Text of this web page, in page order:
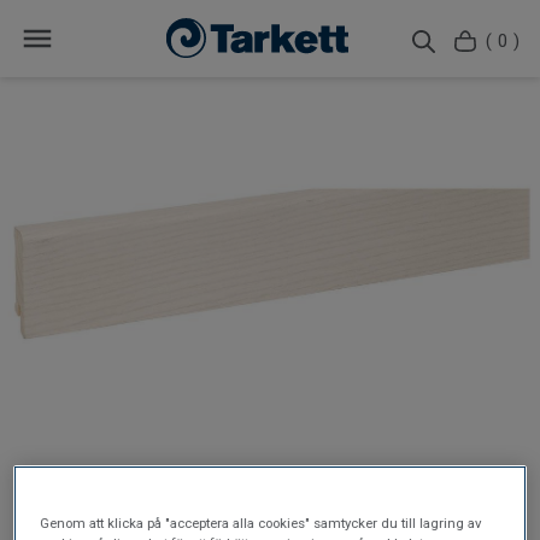
( 0 )
Genom att klicka på "acceptera alla cookies" samtycker du till lagring av